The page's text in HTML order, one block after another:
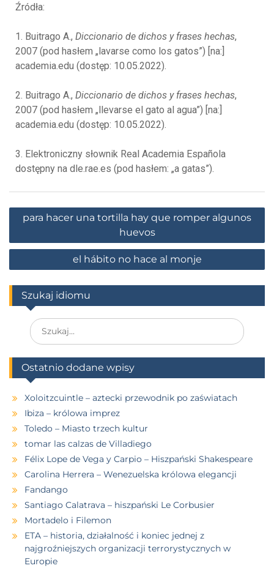
Źródła:
1. Buitrago A., Diccionario de dichos y frases hechas,
2007 (pod hasłem „lavarse como los gatos”) [na:]
academia.edu (dostęp: 10.05.2022).
2. Buitrago A., Diccionario de dichos y frases hechas,
2007 (pod hasłem „llevarse el gato al agua”) [na:]
academia.edu (dostęp: 10.05.2022).
3. Elektroniczny słownik Real Academia Española
dostępny na dle.rae.es (pod hasłem: „a gatas”).
para hacer una tortilla hay que romper algunos
huevos
el hábito no hace al monje
Szukaj idiomu
Ostatnio dodane wpisy
Xoloitzcuintle – aztecki przewodnik po zaświatach
Ibiza – królowa imprez
Toledo – Miasto trzech kultur
tomar las calzas de Villadiego
Félix Lope de Vega y Carpio – Hiszpański Shakespeare
Carolina Herrera – Wenezuelska królowa elegancji
Fandango
Santiago Calatrava – hiszpański Le Corbusier
Mortadelo i Filemon
ETA – historia, działalność i koniec jednej z
najgroźniejszych organizacji terrorystycznych w
Europie